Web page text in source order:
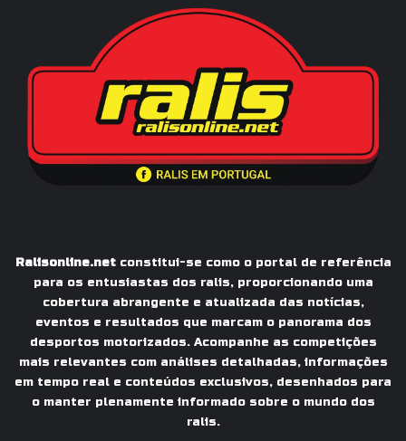
Ralisonline.netconstitui-se como o portal de referência
para os entusiastas dos ralis, proporcionando uma
cobertura abrangente e atualizada das notícias,
eventos e resultados que marcam o panorama dos
desportos motorizados. Acompanhe as competições
mais relevantes com análises detalhadas, informações
em tempo real e conteúdos exclusivos, desenhados para
o manter plenamente informado sobre o mundo dos
ralis.